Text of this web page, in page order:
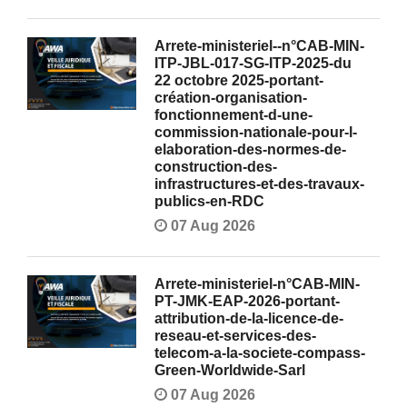
Arrete-ministeriel--n°CAB-MIN-
ITP-JBL-017-SG-ITP-2025-du
22 octobre 2025-portant-
création-organisation-
fonctionnement-d-une-
commission-nationale-pour-l-
elaboration-des-normes-de-
construction-des-
infrastructures-et-des-travaux-
publics-en-RDC
07 Aug 2026
Arrete-ministeriel-n°CAB-MIN-
PT-JMK-EAP-2026-portant-
attribution-de-la-licence-de-
reseau-et-services-des-
telecom-a-la-societe-compass-
Green-Worldwide-Sarl
07 Aug 2026